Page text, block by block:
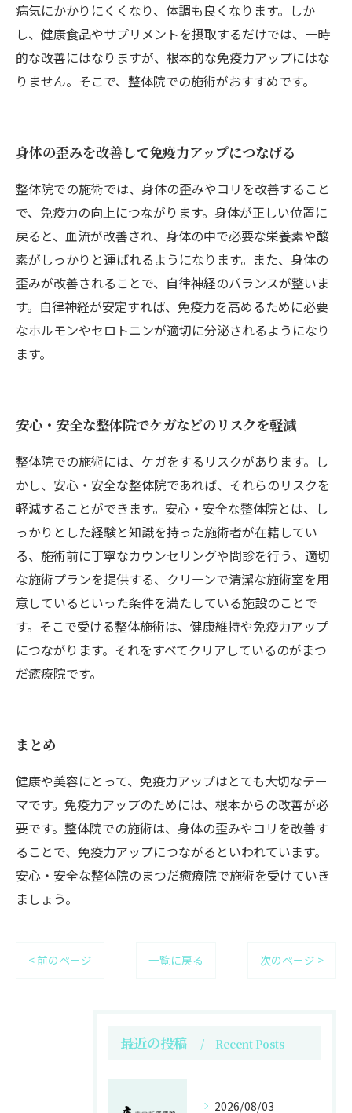
病気にかかりにくくなり、体調も良くなります。しか
し、健康食品やサプリメントを摂取するだけでは、一時
的な改善にはなりますが、根本的な免疫力アップにはな
りません。そこで、整体院での施術がおすすめです。
身体の歪みを改善して免疫力アップにつなげる
整体院での施術では、身体の歪みやコリを改善すること
で、免疫力の向上につながります。身体が正しい位置に
戻ると、血流が改善され、身体の中で必要な栄養素や酸
素がしっかりと運ばれるようになります。また、身体の
歪みが改善されることで、自律神経のバランスが整いま
す。自律神経が安定すれば、免疫力を高めるために必要
なホルモンやセロトニンが適切に分泌されるようになり
ます。
安心・安全な整体院でケガなどのリスクを軽減
整体院での施術には、ケガをするリスクがあります。し
かし、安心・安全な整体院であれば、それらのリスクを
軽減することができます。安心・安全な整体院とは、し
っかりとした経験と知識を持った施術者が在籍してい
る、施術前に丁寧なカウンセリングや問診を行う、適切
な施術プランを提供する、クリーンで清潔な施術室を用
意しているといった条件を満たしている施設のことで
す。そこで受ける整体施術は、健康維持や免疫力アップ
につながります。それをすべてクリアしているのがまつ
だ癒療院です。
まとめ
健康や美容にとって、免疫力アップはとても大切なテー
マです。免疫力アップのためには、根本からの改善が必
要です。整体院での施術は、身体の歪みやコリを改善す
ることで、免疫力アップにつながるといわれています。
安心・安全な整体院のまつだ癒療院で施術を受けていき
ましょう。
< 前のページ 一覧に戻る 次のページ >
最近の投稿 Recent Posts
2026/08/03